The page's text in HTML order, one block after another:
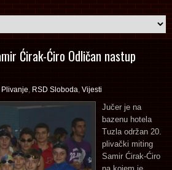
Ćirak-Ćiro Odličan nastup
Plivanje RSD Sloboda Vijesti
Jučer je na
bazenu hotela
Tuzla održan 20.
plivački miting
Samir Ćirak-Ćiro